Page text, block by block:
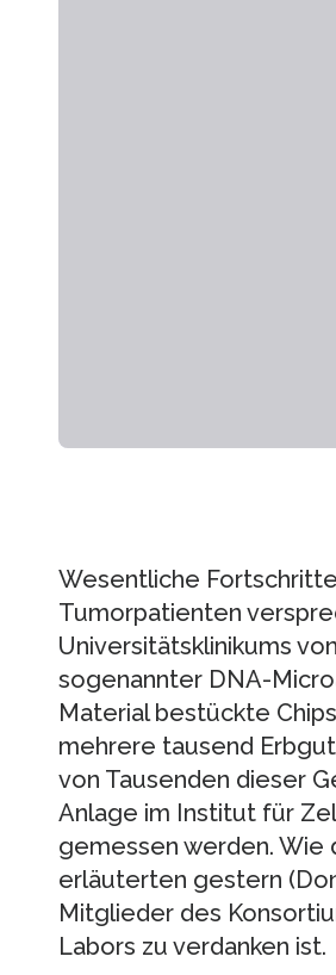
Wesentliche
Tumorpatienten
Universitätsklinikums
sogenannter DNA-
Material bestückte
mehrere tausend
von Tausenden dieser
Anlage im Institut für
gemessen werden. Wie
erläuterten gestern
Mitglieder des
Labors zu verdanken ist.